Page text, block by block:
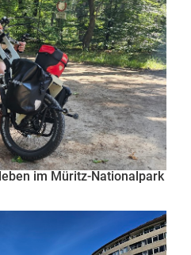
im Müritz-Nationalpark